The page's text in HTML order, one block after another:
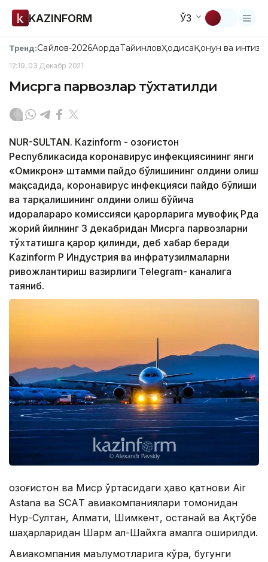
KAZINFORM ЎЗ
Тренд:Сайлов-2026АқордаТайинловҲодисаҚонун ва
12:19, 03 Декабр 2021
Мисрга парвозлар тўхтатилди
NUR-SULTAN. Кazinform - Қозоғистон
Республикасида коронавирус инфекциясининг янги
«Омикрон» штамми пайдо бўлишининг олдини олиш
мақсадида, коронавирус инфекцияси пайдо бўлиши
ва тарқалишининг олдини олиш бўйича
идоралараро комиссияси қарорларига мувофиқ ҚРда
жорий йилнинг 3 декабридан Мисрга парвозларни
тўхтатишга қарор қилинди, деб хабар беради
Kazinform ҚР Индустрия ва инфратузилмаларни
ривожлантириш вазирлиги Тelegram- каналига
таяниб.
Қозоғистон ва Миср ўртасидаги ҳаво қатнови Air
Astana ва SCAТ авиакомпаниялари томонидан
Нур-Султан, Алмати, Шимкент, Қостанай ва Aқтўбе
шаҳарларидан Шарм ал-Шайхга амалга оширилди.
Aвиакомпания маълумотларига кўра, бугунги